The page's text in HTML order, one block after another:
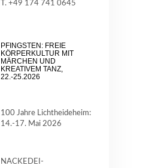
T. +49 174 741 0645
PFINGSTEN: FREIE
KÖRPERKULTUR MIT
MÄRCHEN UND
KREATIVEM TANZ,
22.-25.2026
100 Jahre Lichtheideheim:
14.-17. Mai 2026
NACKEDEI-